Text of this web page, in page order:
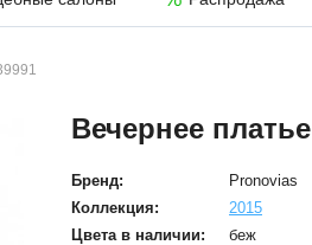
Вечернее платье
Бренд:
Pronovias
Коллекция:
2015
Цвета в наличии:
беж